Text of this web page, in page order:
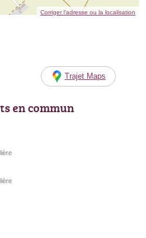
Corriger l’adresse ou la localisation
Trajet Maps
en commun